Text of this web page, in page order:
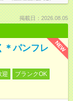
掲載日：2026.08.05
NEW
＊パンフレ
迎
ブランクOK